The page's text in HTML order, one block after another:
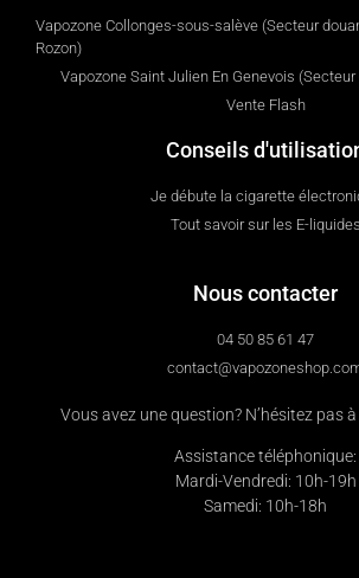
Vapozone Collonges-sous-salève (Secteur
Rozon)
Vapozone Saint Julien En Genevois
Vente Flash
Conseils
Je débute la cigarette
Tout savoir sur les E-liquides
Nous contacter
04 50 85 61 47
Vous avez une question? N’hésitez pas
Assistance téléphonique:
Mardi-Vendredi: 10h-19h
Samedi: 10h-18h